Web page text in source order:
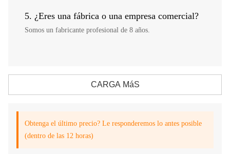
5. ¿Eres una fábrica o una empresa comercial?
Somos un fabricante profesional de 8 años.
CARGA MáS
Obtenga el último precio? Le responderemos lo antes posible
(dentro de las 12 horas)